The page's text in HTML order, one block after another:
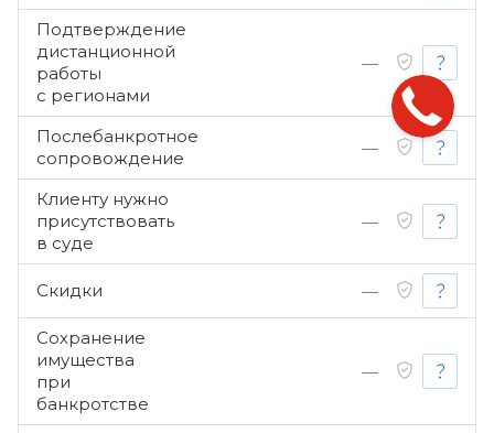
Подтверждение
дистанционной
работы
с регионами
—
Послебанкротное
сопровождение
—
Клиенту нужно
присутствовать
в суде
—
Скидки —
Сохранение
имущества
при
банкротстве
—